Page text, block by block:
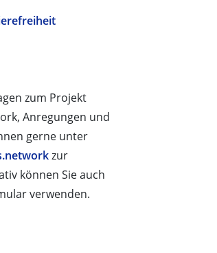
zum Projekt
Anregungen und
gerne unter
zur
können Sie auch
verwenden.